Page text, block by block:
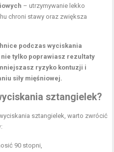
– utrzymywanie lekko
chroni stawy oraz zwiększa
podczas wyciskania
tylko poprawiasz rezultaty
ryzyko kontuzji i
siły mięśniowej.
sztangielek?
sztangielek, warto zwrócić
90 stopni,